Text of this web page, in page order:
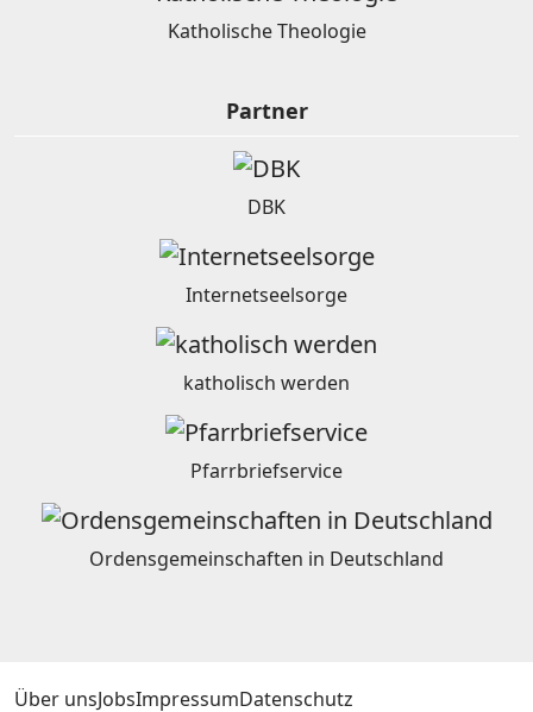
Katholische Theologie
Partner
DBK
Internetseelsorge
katholisch werden
Pfarrbriefservice
Ordensgemeinschaften in Deutschland
Über unsJobsImpressumDatenschutz